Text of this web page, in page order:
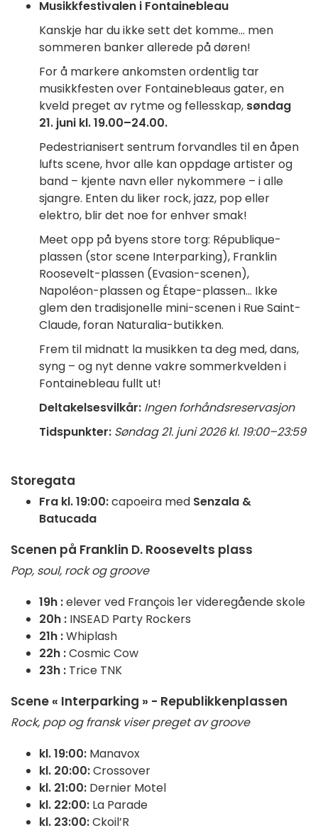
Musikkfestivalen i Fontainebleau
Kanskje har du ikke sett det komme... men
sommeren banker allerede på døren!
For å markere ankomsten ordentlig tar
musikkfesten over Fontainebleaus gater, en
kveld preget av rytme og fellesskap, søndag
21. juni kl. 19.00–24.00.
Pedestrianisert sentrum forvandles til en åpen
lufts scene, hvor alle kan oppdage artister og
band – kjente navn eller nykommere – i alle
sjangre. Enten du liker rock, jazz, pop eller
elektro, blir det noe for enhver smak!
Meet opp på byens store torg: République-
plassen (stor scene Interparking), Franklin
Roosevelt-plassen (Evasion-scenen),
Napoléon-plassen og Étape-plassen... Ikke
glem den tradisjonelle mini-scenen i Rue Saint-
Claude, foran Naturalia-butikken.
Frem til midnatt la musikken ta deg med, dans,
syng – og nyt denne vakre sommerkvelden i
Fontainebleau fullt ut!
Deltakelsesvilkår: Ingen forhåndsreservasjon
Tidspunkter: Søndag 21. juni 2026 kl. 19:00–23:59
Storegata
Fra kl. 19:00:capoeira med Senzala &
Batucada
Scenen på Franklin D. Roosevelts plass
Pop, soul, rock og groove
19h :elever ved François 1er videregående skole
20h : INSEAD Party Rockers
21h :Whiplash
22h :Cosmic Cow
23h : Trice TNK
Scene « Interparking » - Republikkenplassen
Rock, pop og fransk viser preget av groove
kl. 19:00: Manavox
kl. 20:00:Crossover
kl. 21:00: Dernier Motel
kl. 22:00: La Parade
kl. 23:00:Ckoil’R